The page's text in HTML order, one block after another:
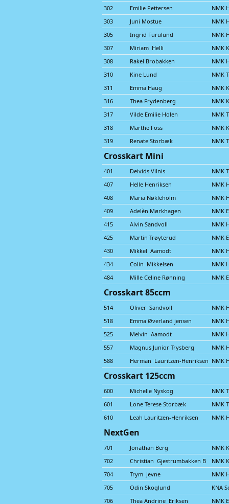
302
Emilie Pettersen
NMK
303
Juni Mostue
NMK
305
Ingrid Furulund
NMK
307
Miriam Helli
NMK
308
Rakel Brobakken
NMK
310
Kine Lund
NMK
311
Emma Haug
NMK
316
Thea Frydenberg
NMK
317
Vilde Emilie Holen
NMK
318
Marthe Foss
NMK
319
Renate Storbæk NMK
Crosskart Mini
401 Deivids Vilnis
NMK
407
Helle Henriksen
NMK
408
Maria Nøkleholm
NMK
409
Adelèn Mørkhagen
NMK
415
Alvin Sandvoll
NMK
425
Martin Trøyterud
NMK
430
Mikkel Aamodt
NMK
434
Colin Mikkelsen
NMK
484
Mille Celine Rønning NMK
Crosskart 85ccm
514 Oliver Sandvoll
NMK
518
Emma Øverland jensen
NMK
525
Melvin Aamodt
NMK
557
Magnus Junior Trysberg
NMK
588
Herman Lauritzen-Henriksen NMK
Crosskart 125ccm
600 Michelle Nyskog
NMK
601
Lone Terese Storbæk
NMK
610
Leah Lauritzen-Henriksen NMK
NextGen
701 Jonathan Berg
NMK
702
Christian Gjestrumbakken B
NMK
704
Trym Jevne
NMK
705
Odin Skoglund
KNA
706
Thea Andrine Eriksen NMK